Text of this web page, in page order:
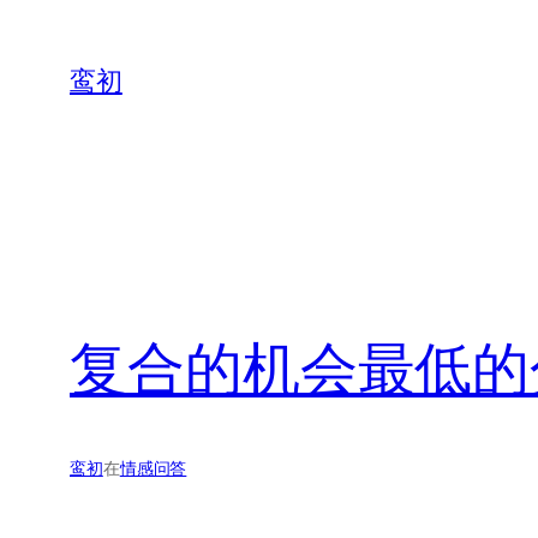
鸾初
复合的机会最低
鸾初在情感问答